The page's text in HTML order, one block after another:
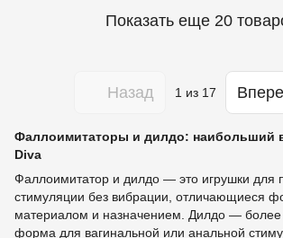
Показать еще 20
Назад 1 из 17
Фаллоимитаторы и дилдо: наибольший
Diva
Фаллоимитатор и дилдо — это игрушки для
стимуляции без вибрации, отличающиеся
материалом и назначением. Дилдо — более
форма для вагинальной или анальной